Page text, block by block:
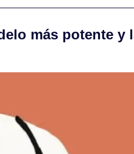
más potente y